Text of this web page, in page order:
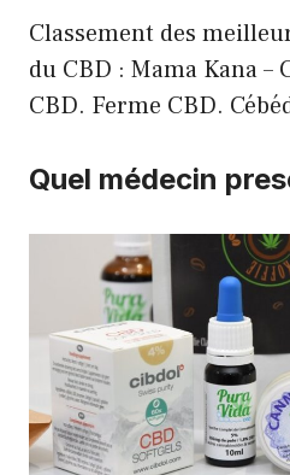
Classement des
du CBD : Mama Kana –
CBD. Ferme CBD.
Quel médecin